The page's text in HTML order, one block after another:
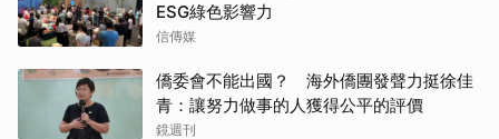
ESG綠色影響力
信傳媒
僑委會不能出國？ 海外僑團發聲力挺徐佳
青：讓努力做事的人獲得公平的評價
鏡週刊